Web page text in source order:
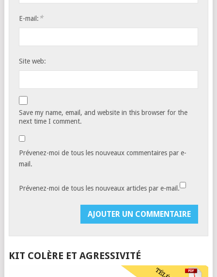
E-mail: *
Site web:
Save my name, email, and website in this browser for the
next time I comment.
Prévenez-moi de tous les nouveaux commentaires par e-
mail.
Prévenez-moi de tous les nouveaux articles par e-mail.
KIT COLÈRE ET AGRESSIVITÉ